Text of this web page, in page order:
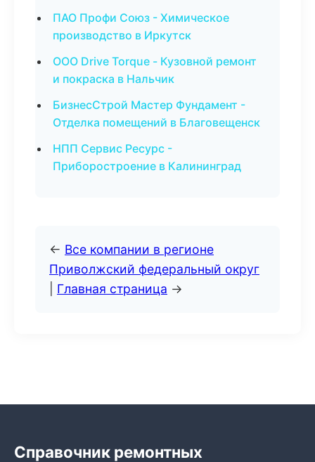
ПАО Профи Союз - Химическое
производство в Иркутск
ООО Drive Torque - Кузовной ремонт
и покраска в Нальчик
БизнесСтрой Мастер Фундамент -
Отделка помещений в Благовещенск
НПП Сервис Ресурс -
Приборостроение в Калининград
← Все компании в регионе
Приволжский федеральный округ
Главная страница →
Справочник ремонтных